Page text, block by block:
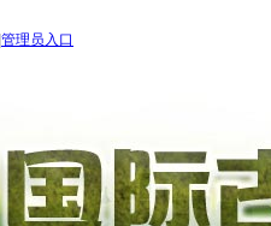
管理员入口
五月
进